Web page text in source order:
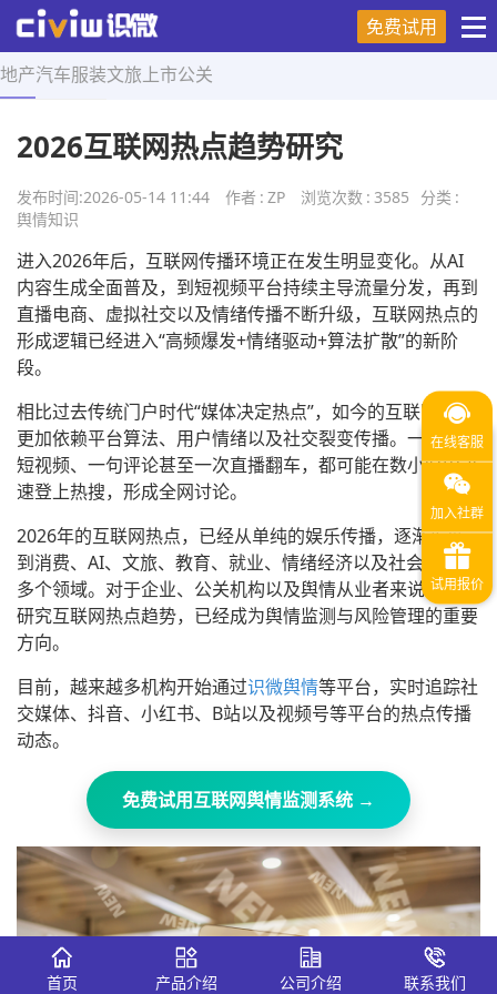
免费试用
地产汽车服装文旅 上市公关
首页 > 舆情知识 > 正文
2026互联网热点趋势研究
发布时间:2026-05-14 11:44 作者 : ZP 浏览次数 : 3585 分类 :
舆情知识
进入2026年后，互联网传播环境正在发生明显变化。从AI
内容生成全面普及，到短视频平台持续主导流量分发，再到
直播电商、虚拟社交以及情绪传播不断升级，互联网热点的
形成逻辑已经进入“高频爆发+情绪驱动+算法扩散”的新阶
段。
相比过去传统门户时代“媒体决定热点”，如今的互联网热点
更加依赖平台算法、用户情绪以及社交裂变传播。一个普通
短视频、一句评论甚至一次直播翻车，都可能在数小时内迅
速登上热搜，形成全网讨论。
2026年的互联网热点，已经从单纯的娱乐传播，逐渐扩展
到消费、AI、文旅、教育、就业、情绪经济以及社会治理等
多个领域。对于企业、公关机构以及舆情从业者来说，提前
研究互联网热点趋势，已经成为舆情监测与风险管理的重要
方向。
目前，越来越多机构开始通过识微舆情等平台，实时追踪社
交媒体、抖音、小红书、B站以及视频号等平台的热点传播
动态。
免费试用互联网舆情监测系统 →
首页 产品介绍 公司介绍 联系我们